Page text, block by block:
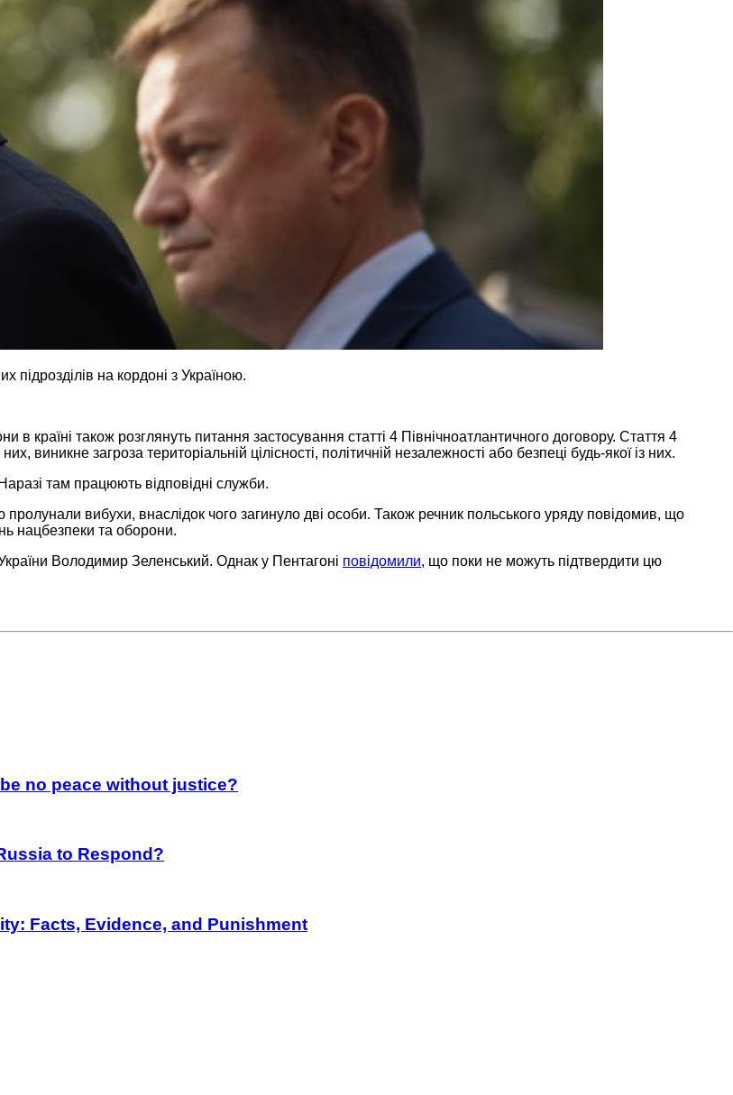
підрозділів на кордоні з Україною.
країні також розглянуть питання застосування статті 4 Північноатлантичного договору. Стаття 4
виникне загроза територіальній цілісності, політичній незалежності або безпеці будь-якої із них.
там працюють відповідні служби.
вибухи, внаслідок чого загинуло дві особи. Також речник польського уряду повідомив, що
нацбезпеки та оборони.
Володимир Зеленський. Однак у Пентагоні повідомили, що поки не можуть підтвердити цю
no peace without justice?
to Respond?
Facts, Evidence, and Punishment